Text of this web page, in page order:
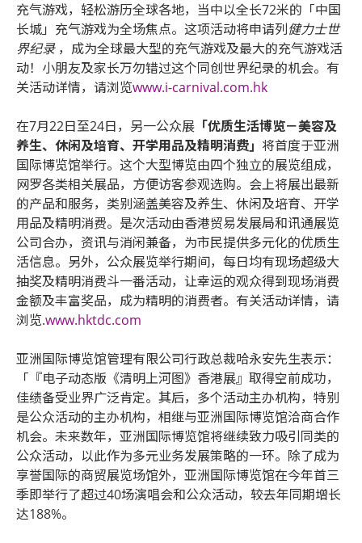
充气游戏，轻松游历全球各地，当中以全长72米的「中国
长城」充气游戏为全场焦点。这项活动将申请列健力士世
界纪录，成为全球最大型的充气游戏及最大的充气游戏活
动！小朋友及家长万勿错过这个同创世界纪录的机会。有
关活动详情，请浏览www.i-carnival.com.hk
在7月22日至24日，另一公众展 「优质生活博览－美容及
养生、休闲及培育、开学用品及精明消费」 将首度于亚洲
国际博览馆举行。这个大型博览由四个独立的展览组成，
网罗各类相关展品，方便访客参观选购。会上将展出最新
的产品和服务，类别涵盖美容及养生、休闲及培育、开学
用品及精明消费。是次活动由香港贸易发展局和讯通展览
公司合办，资讯与消闲兼备，为市民提供多元化的优质生
活信息。另外，公众展览举行期间，每日均有现场超级大
抽奖及精明消费斗一番活动，让幸运的观众得到现场消费
金额及丰富奖品，成为精明的消费者。有关活动详情，请
浏览.www.hktdc.com
亚洲国际博览馆管理有限公司行政总裁哈永安先生表示：
「『电子动态版《清明上河图》香港展』取得空前成功，
佳绩备受业界广泛肯定。其后，多个活动主办机构，特别
是公众活动的主办机构，相继与亚洲国际博览馆洽商合作
机会。未来数年，亚洲国际博览馆将继续致力吸引同类的
公众活动，以此作为多元业务发展策略的一环。除了成为
享誉国际的商贸展览场馆外，亚洲国际博览馆在今年首三
季即举行了超过40场演唱会和公众活动，较去年同期增长
达188%。